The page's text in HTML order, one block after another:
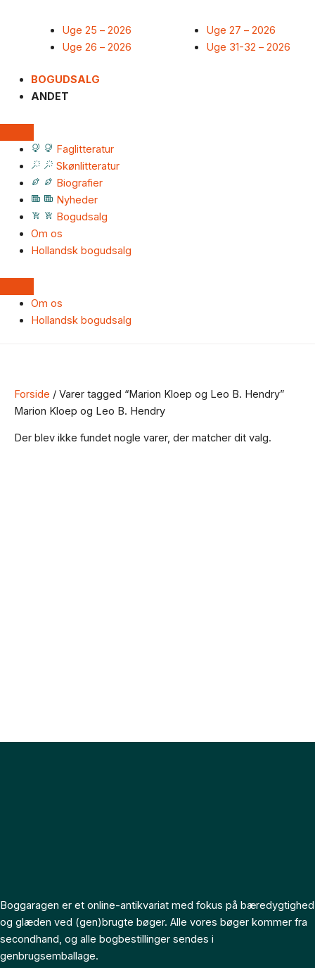
Uge 25 – 2026
Uge 26 – 2026
Uge 27 – 2026
Uge 31-32 – 2026
BOGUDSALG
ANDET
Faglitteratur
Skønlitteratur
Biografier
Nyheder
Bogudsalg
Om os
Hollandsk bogudsalg
Om os
Hollandsk bogudsalg
Forside / Varer tagged “Marion Kloep og Leo B. Hendry”
Marion Kloep og Leo B. Hendry
Der blev ikke fundet nogle varer, der matcher dit valg.
Boggaragen er et online-antikvariat med fokus på bæredygtighed
og glæden ved (gen)brugte bøger. Alle vores bøger kommer fra
secondhand, og alle bogbestillinger sendes i
genbrugsemballage.